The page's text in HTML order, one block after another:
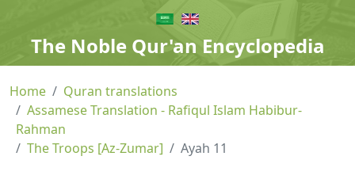
The Noble Qur'an Encyclopedia
Home
Quran translations
Assamese Translation - Rafiqul Islam Habibur-
Rahman
The Troops [Az-Zumar]
Ayah 11